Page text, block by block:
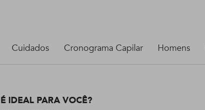
Cuidados Cronograma Capilar Homens
É IDEAL PARA VOCÊ?